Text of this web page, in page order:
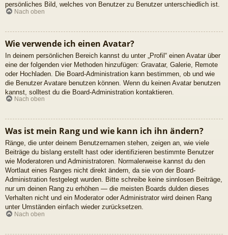
persönliches Bild, welches von Benutzer zu Benutzer unterschiedlich ist.
Nach oben
Wie verwende ich einen Avatar?
In deinem persönlichen Bereich kannst du unter „Profil“ einen Avatar über
eine der folgenden vier Methoden hinzufügen: Gravatar, Galerie, Remote
oder Hochladen. Die Board-Administration kann bestimmen, ob und wie
die Benutzer Avatare benutzen können. Wenn du keinen Avatar benutzen
kannst, solltest du die Board-Administration kontaktieren.
Nach oben
Was ist mein Rang und wie kann ich ihn ändern?
Ränge, die unter deinem Benutzernamen stehen, zeigen an, wie viele
Beiträge du bislang erstellt hast oder identifizieren bestimmte Benutzer
wie Moderatoren und Administratoren. Normalerweise kannst du den
Wortlaut eines Ranges nicht direkt ändern, da sie von der Board-
Administration festgelegt wurden. Bitte schreibe keine sinnlosen Beiträge,
nur um deinen Rang zu erhöhen — die meisten Boards dulden dieses
Verhalten nicht und ein Moderator oder Administrator wird deinen Rang
unter Umständen einfach wieder zurücksetzen.
Nach oben